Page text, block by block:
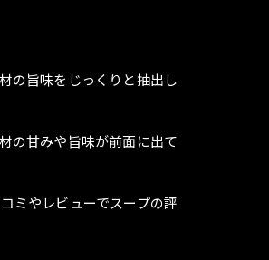
の旨味をじっくりと抽出し
の甘みや旨味が前面に出て
ミやレビューでスープの評